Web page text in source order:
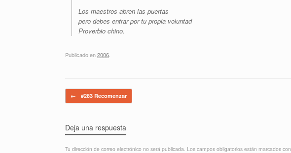
Los maestros abren las puertas
pero debes entrar por tu propia voluntad
Proverbio chino.
Publicado en2006
Navegador de artículos
← #283 Recomenzar
Deja una respuesta
Tu dirección de correo electrónico no será publicada. Los campos obligatorios están marcados con